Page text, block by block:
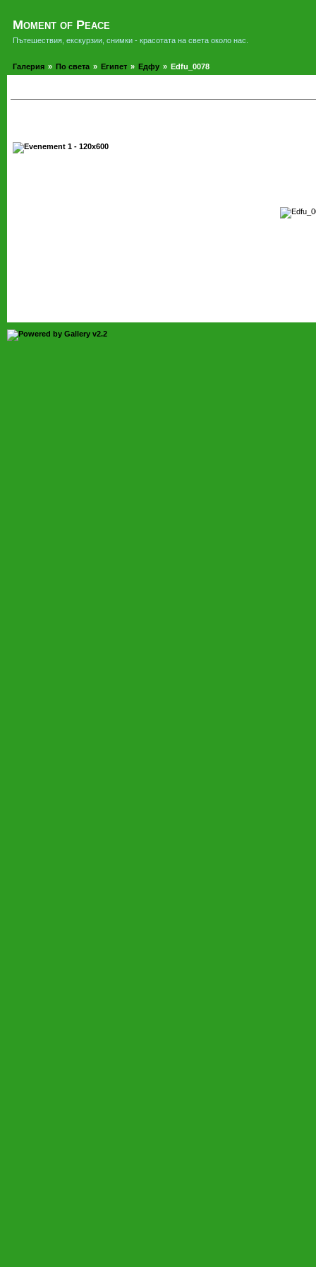
Moment of Peace
Пътешествия, екскурзии, снимки - красотата на света около нас.
Галерия » По света » Египет » Едфу » Edfu_0078